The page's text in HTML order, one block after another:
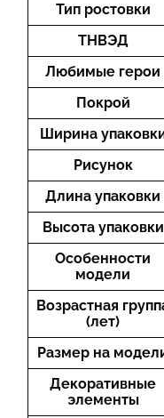
Тип ростовки
ТНВЭД
Любимые герои
Покрой
Ширина
Рисунок
Длина упаковки
Высота упаковки
Особенности
модели
Возрастная
(лет)
Размер на
Декоративные
элементы